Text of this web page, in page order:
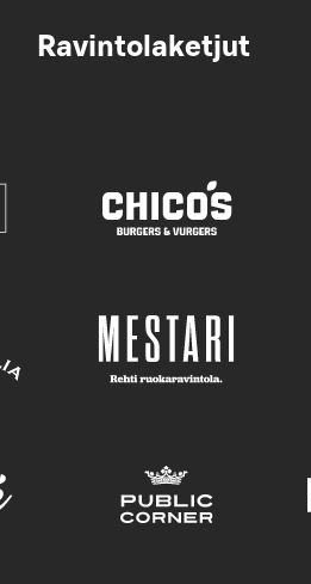
Ravintolaketjut